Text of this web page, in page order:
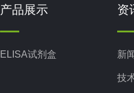
产品展示
ELISA试剂盒
资
新
技